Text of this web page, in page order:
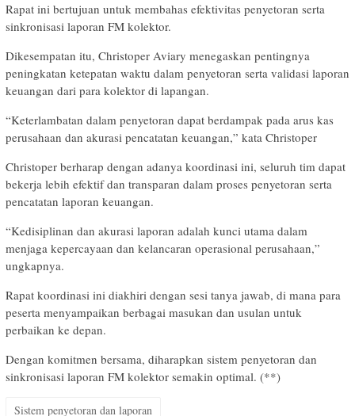
Rapat ini bertujuan untuk membahas efektivitas penyetoran serta
sinkronisasi laporan FM kolektor.
Dikesempatan itu, Christoper Aviary menegaskan pentingnya
peningkatan ketepatan waktu dalam penyetoran serta validasi laporan
keuangan dari para kolektor di lapangan.
“Keterlambatan dalam penyetoran dapat berdampak pada arus kas
perusahaan dan akurasi pencatatan keuangan,” kata Christoper
Christoper berharap dengan adanya koordinasi ini, seluruh tim dapat
bekerja lebih efektif dan transparan dalam proses penyetoran serta
pencatatan laporan keuangan.
“Kedisiplinan dan akurasi laporan adalah kunci utama dalam
menjaga kepercayaan dan kelancaran operasional perusahaan,”
ungkapnya.
Rapat koordinasi ini diakhiri dengan sesi tanya jawab, di mana para
peserta menyampaikan berbagai masukan dan usulan untuk
perbaikan ke depan.
Dengan komitmen bersama, diharapkan sistem penyetoran dan
sinkronisasi laporan FM kolektor semakin optimal. (**)
Sistem penyetoran dan laporan